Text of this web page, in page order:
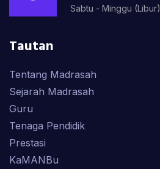
Sabtu - Minggu (Libur)
Tautan
Tentang Madrasah
Sejarah Madrasah
Guru
Tenaga Pendidik
Prestasi
KaMANBu